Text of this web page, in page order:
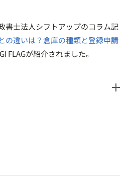
書士法人シフトアップのコラム記
の違いは？倉庫の種類と登録申請
FLAGが紹介されました。